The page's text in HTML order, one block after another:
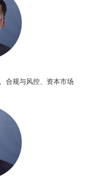
合规与风控、资本市场